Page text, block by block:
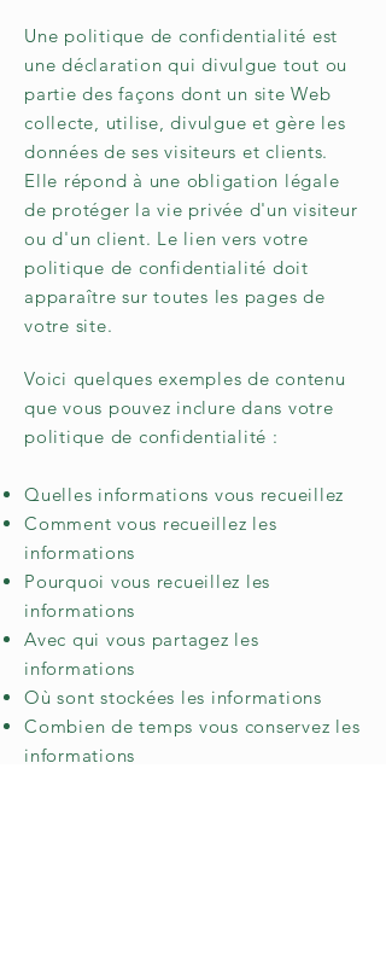
Une politique de confidentialité est
une déclaration qui divulgue tout ou
partie des façons dont un site Web
collecte, utilise, divulgue et gère les
données de ses visiteurs et clients.
Elle répond à une obligation légale
de protéger la vie privée d'un visiteur
ou d'un client. Le lien vers votre
politique de confidentialité doit
apparaître sur toutes les pages de
votre site.
Voici quelques exemples de contenu
que vous pouvez inclure dans votre
politique de confidentialité :
Quelles informations vous recueillez
Comment vous recueillez les
informations
Pourquoi vous recueillez les
informations
Avec qui vous partagez les
informations
Où sont stockées les informations
Combien de temps vous conservez les
informations